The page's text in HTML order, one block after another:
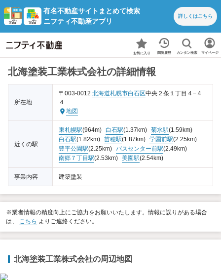
有名不動産サイトまとめて検索
ニフティ不動産アプリ
詳しくはこちら
お気に入り 閲覧履歴 カンタン検索 マイページ
北海塗装工業株式会社の詳細情報
所在地
〒003-0012 北海道札幌市白石区中央２条１丁目４−４
４
地図
近くの駅
東札幌駅(964m) 白石駅(1.37km) 菊水駅(1.59km)
白石駅(1.82km) 苗穂駅(1.87km) 学園前駅(2.25km)
豊平公園駅(2.25km) バスセンター前駅(2.49km)
南郷７丁目駅(2.53km) 美園駅(2.54km)
事業内容 建築塗装
※業者情報の精度向上にご協力をお願いいたします。情報に誤りがある場合
は、 こちら よりご連絡ください。
北海塗装工業株式会社の周辺地図